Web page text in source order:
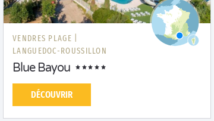
VENDRES PLAGE |
LANGUEDOC-ROUSSILLON
Blue Bayou
DÉCOUVRIR